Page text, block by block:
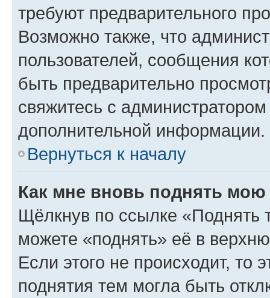
требуют предварительного
Возможно также, что
пользователей, сообщения
быть предварительно
свяжитесь с
дополнительной информации.
Вернуться к началу
Как мне вновь поднять мою
Щёлкнув по ссылке «Поднять
можете «поднять» её в
Если этого не происходит, то
поднятия тем могла быть